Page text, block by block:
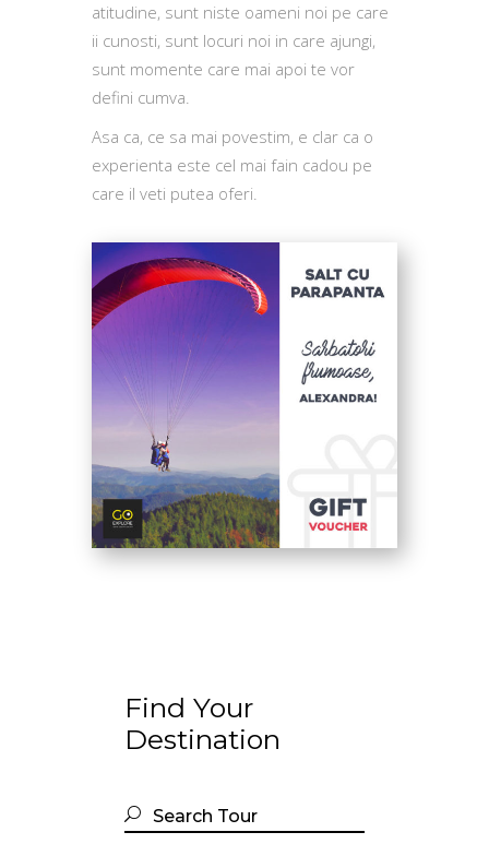
atitudine, sunt niste oameni noi pe care
ii cunosti, sunt locuri noi in care ajungi,
sunt momente care mai apoi te vor
defini cumva.
Asa ca, ce sa mai povestim, e clar ca o
experienta este cel mai fain cadou pe
care il veti putea oferi.
Find Your
Destination